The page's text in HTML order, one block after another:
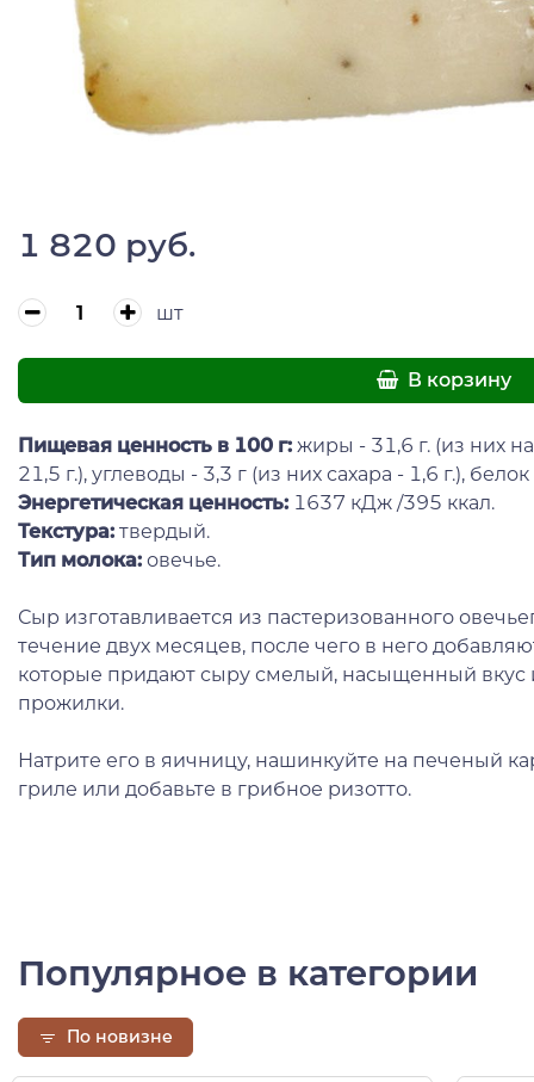
1 820 руб.
шт
В корзину
Пищевая ценность в 100 г: жиры - 31,6 г. (из них
21,5 г.), углеводы - 3,3 г (из них сахара - 1,6 г.), белок
Энергетическая ценность: 1637 кДж /395 ккал.
Текстура: твердый.
Тип молока: овечье.
Сыр изготавливается из пастеризованного
течение двух месяцев, после чего в него
которые придают сыру смелый, насыщенный вкус
прожилки.
Натрите его в яичницу, нашинкуйте на печеный
гриле или добавьте в грибное ризотто.
Популярное в категории
По новизне